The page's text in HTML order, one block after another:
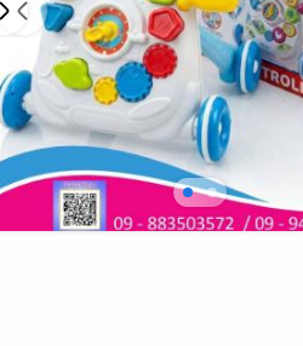
Previous
Next